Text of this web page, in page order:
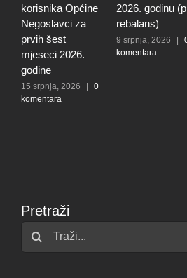
korisnika Općine
Negoslavci za
prvih šest
mjeseci 2026.
godine
15 srpnja, 2026 |
komentara
2026. godinu (prvi
rebalans)
9 srpnja, 2026 |
komentara
Pretraži
Traži...